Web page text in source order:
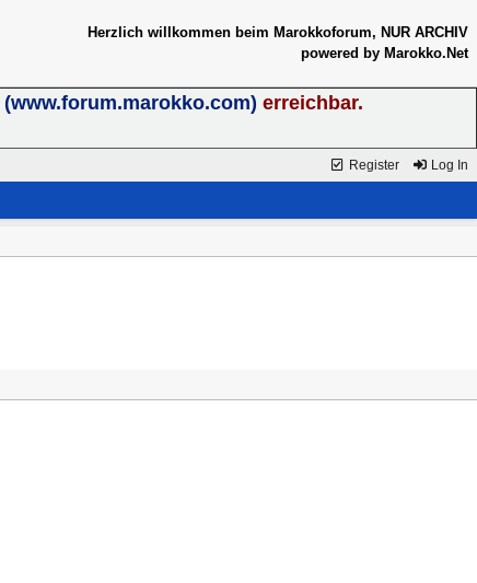
Herzlich willkommen beim Marokkoforum, NUR ARCHIV
powered by Marokko.Net
(www.forum.marokko.com) erreichbar.
Register Log In